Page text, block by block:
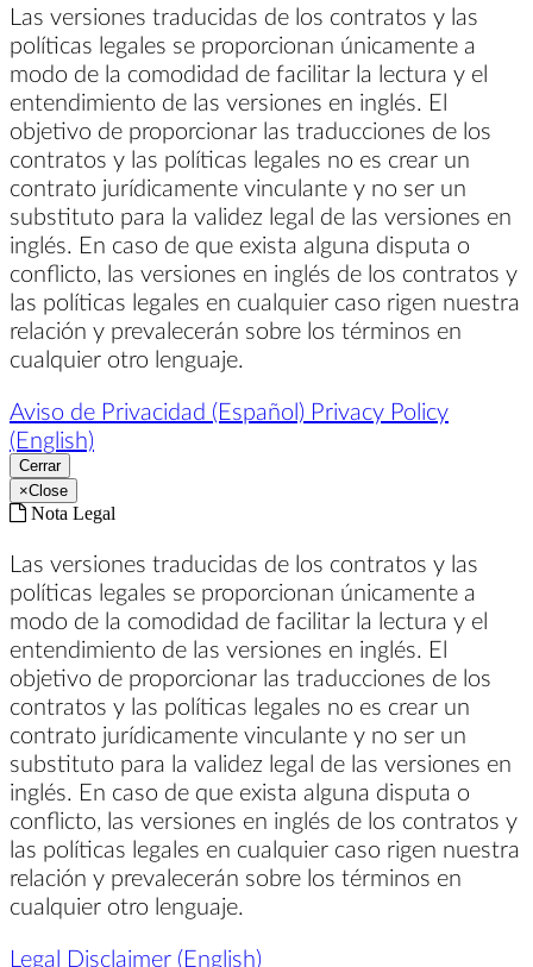
Las versiones traducidas de los contratos y las
políticas legales se proporcionan únicamente a
modo de la comodidad de facilitar la lectura y el
entendimiento de las versiones en inglés. El
objetivo de proporcionar las traducciones de los
contratos y las políticas legales no es crear un
contrato jurídicamente vinculante y no ser un
substituto para la validez legal de las versiones en
inglés. En caso de que exista alguna disputa o
conflicto, las versiones en inglés de los contratos y
las políticas legales en cualquier caso rigen nuestra
relación y prevalecerán sobre los términos en
cualquier otro lenguaje.
Aviso de Privacidad (Español) Privacy Policy
(English)
Cerrar
×Close
Nota Legal
Las versiones traducidas de los contratos y las
políticas legales se proporcionan únicamente a
modo de la comodidad de facilitar la lectura y el
entendimiento de las versiones en inglés. El
objetivo de proporcionar las traducciones de los
contratos y las políticas legales no es crear un
contrato jurídicamente vinculante y no ser un
substituto para la validez legal de las versiones en
inglés. En caso de que exista alguna disputa o
conflicto, las versiones en inglés de los contratos y
las políticas legales en cualquier caso rigen nuestra
relación y prevalecerán sobre los términos en
cualquier otro lenguaje.
Legal Disclaimer (English)